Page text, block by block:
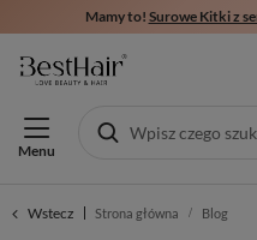
Mamy to! Surowe Kitki z
Menu
Wstecz Strona główna Blog